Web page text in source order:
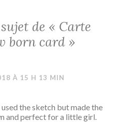
de « Carte
born card »
À 15 H 13 MIN
the sketch but made the
and perfect for a little girl.